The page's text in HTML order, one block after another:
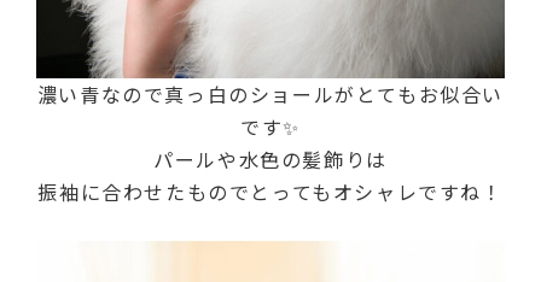
濃い青なので真っ白のショールがとてもお似合い
です✨
パールや水色の髪飾りは
振袖に合わせたものでとってもオシャレですね！